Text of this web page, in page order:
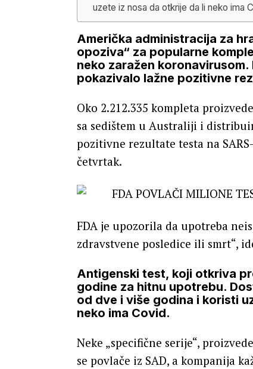
uzete iz nosa da otkrije da li neko ima
Američka administracija za
opoziva“ za popularne
neko zaražen
pokazivalo lažne pozitivne
Oko 2.212.335 kompleta
sa sedištem u Australiji i
pozitivne rezultate testa na
četvrtak.
FDA je upozorila da upotreba
zdravstvene posledice ili smrt“,
Antigenski test, koji otkriva
godine za hitnu upotrebu.
od dve i više godina i koristi
neko ima Covid.
Neke „specifične serije“,
se povlače iz SAD, a kompanija